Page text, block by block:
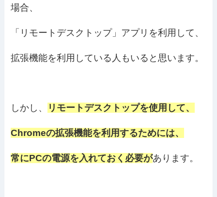
場合、
「リモートデスクトップ」アプリを利用して、
拡張機能を利用している人もいると思います。
しかし、 リモートデスクトップを使用して、
Chromeの拡張機能を利用するためには、
常にPCの電源を入れておく必要があります。